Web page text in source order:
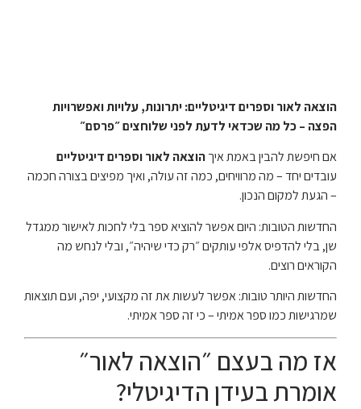
הוצאה לאור וספרים דיגיטליים: יתרונות, עלויות ואפשרויות
הפצה – כל מה שכדאי לדעת לפני שלוחצים ״פרסם״
אם חיפשת להבין באמת איךהוצאה לאור וספרים דיגיטליים
עובדים יחד – מה מרוויחים, כמה זה עולה, ואיך מפיצים בצורה חכמה
– הגעת למקום הנכון.
החדשות הטובות: היום אפשר להוציא ספר בלי לחכות לאישור ממגדל
שן, בלי להדפיס אלפי עותקים ״רק כדי שיהיה״, ובלי לנחש מה
הקוראים רוצים.
החדשות היותר טובות: אפשר לעשות את זה מקצועי, יפה, ועם תוצאות
שמרגישות כמו ספר אמיתי – כי זה ספר אמיתי.
אז מה בעצם ״הוצאה לאור״
אומרת בעידן הדיגיטלי?